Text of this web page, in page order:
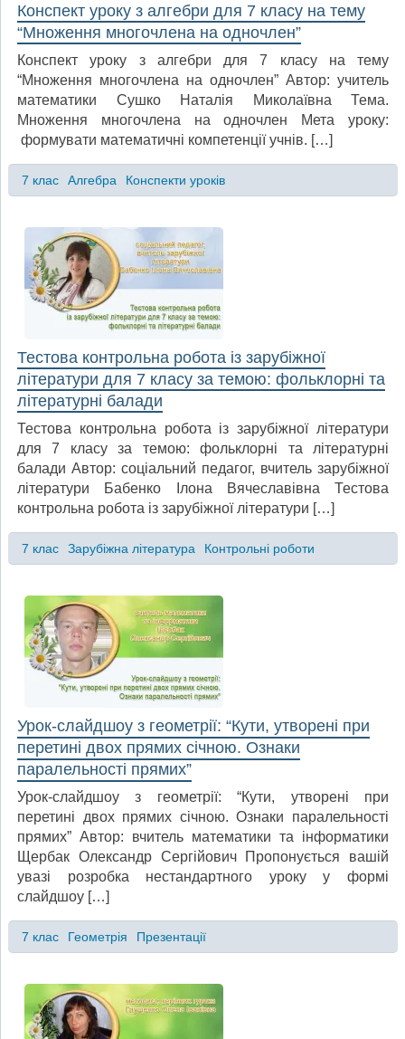
Конспект уроку з алгебри для 7 класу на тему
“Множення многочлена на одночлен”
Конспект уроку з алгебри для 7 класу на тему
“Множення многочлена на одночлен” Автор: учитель
математики Сушко Наталія Миколаївна Тема.
Множення многочлена на одночлен Мета уроку:
формувати математичні компетенції учнів. […]
7 клас Алгебра Конспекти уроків
Тестова контрольна робота із зарубіжної
літератури для 7 класу за темою: фольклорні та
літературні балади
Тестова контрольна робота із зарубіжної літератури
для 7 класу за темою: фольклорні та літературні
балади Автор: соціальний педагог, вчитель зарубіжної
літератури Бабенко Ілона Вячеславівна Тестова
контрольна робота із зарубіжної літератури […]
7 клас Зарубіжна література Контрольні роботи
Урок-слайдшоу з геометрії: “Кути, утворені при
перетині двох прямих січною. Ознаки
паралельності прямих”
Урок-слайдшоу з геометрії: “Кути, утворені при
перетині двох прямих січною. Ознаки паралельності
прямих” Автор: вчитель математики та інформатики
Щербак Олександр Сергійович Пропонується вашій
увазі розробка нестандартного уроку у формі
слайдшоу […]
7 клас Геометрія Презентації